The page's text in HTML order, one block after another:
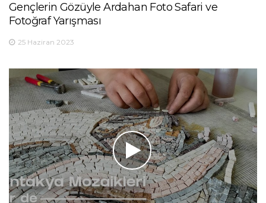
Gençlerin Gözüyle Ardahan Foto Safari ve
Fotoğraf Yarışması
25 Haziran 2023